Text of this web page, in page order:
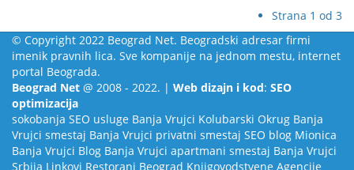
Strana 1 od 3
© Copyright 2022 Beograd Net. Beogradski adresar firmi
imenik pravnih lica. Sve kompanije na jednom mestu, internet
portal Beograda.
Beograd Net @ 2008 - 2022. | Web dizajn i kod: SEO
optimizacija
sokobanja SEO usluge Banja Vrujci Kolubarski Okrug Banja
Vrujci smestaj Banja Vrujci privatni smestaj SEO blog Mionica
Banja Vrujci Blog Banja Vrujci apartmani smestaj Banja Vrujci
Srbija Linkovi Restorani Beograd Knjigovodstvene Agencije